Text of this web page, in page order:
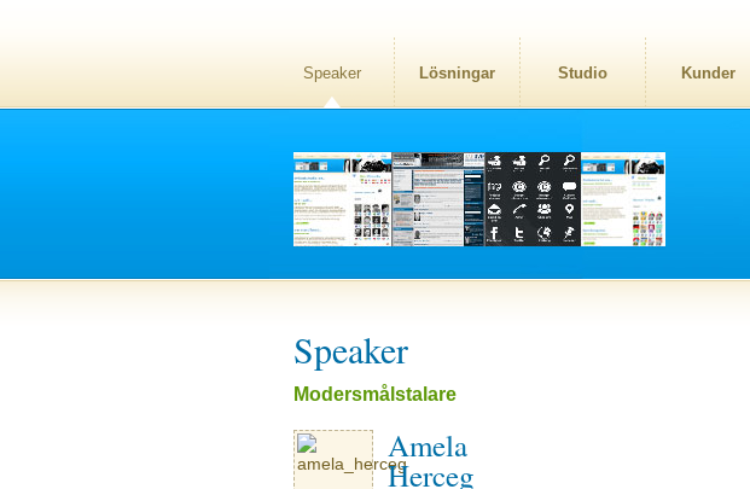
Speaker Lösningar Studio Kunder
Speaker
Modersmålstalare
Amela
Herceg